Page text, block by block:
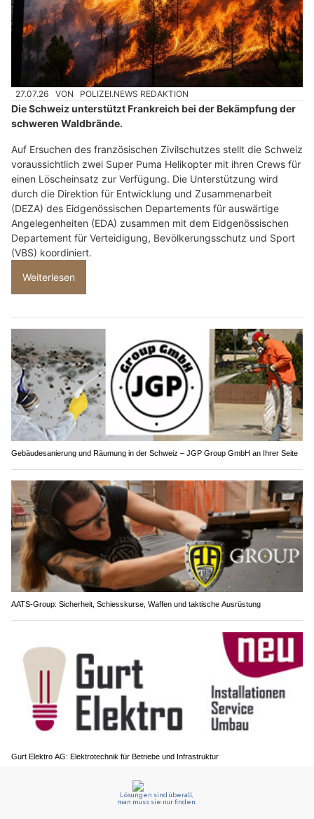
27.07.26 VON POLIZEI.NEWS REDAKTION
Die Schweiz unterstützt Frankreich bei der Bekämpfung der
schweren Waldbrände.
Auf Ersuchen des französischen Zivilschutzes stellt die Schweiz
voraussichtlich zwei Super Puma Helikopter mit ihren Crews für
einen Löscheinsatz zur Verfügung. Die Unterstützung wird
durch die Direktion für Entwicklung und Zusammenarbeit
(DEZA) des Eidgenössischen Departements für auswärtige
Angelegenheiten (EDA) zusammen mit dem Eidgenössischen
Departement für Verteidigung, Bevölkerungsschutz und Sport
(VBS) koordiniert.
Weiterlesen
Gebäudesanierung und Räumung in der Schweiz – JGP Group GmbH an Ihrer Seite
AATS-Group: Sicherheit, Schiesskurse, Waffen und taktische Ausrüstung
Gurt Elektro AG: Elektrotechnik für Betriebe und Infrastruktur